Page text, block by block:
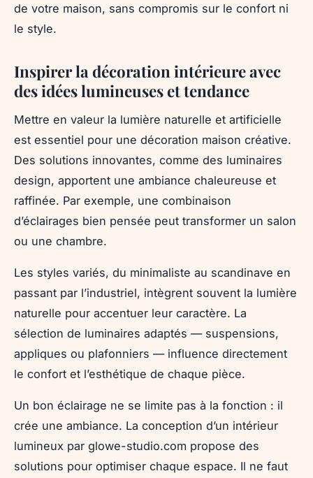
de votre maison, sans compromis sur le confort ni
le style.
Inspirer la décoration intérieure avec
des idées lumineuses et tendance
Mettre en valeur la lumière naturelle et artificielle
est essentiel pour une décoration maison créative.
Des solutions innovantes, comme des luminaires
design, apportent une ambiance chaleureuse et
raffinée. Par exemple, une combinaison
d’éclairages bien pensée peut transformer un salon
ou une chambre.
Les styles variés, du minimaliste au scandinave en
passant par l’industriel, intègrent souvent la lumière
naturelle pour accentuer leur caractère. La
sélection de luminaires adaptés — suspensions,
appliques ou plafonniers — influence directement
le confort et l’esthétique de chaque pièce.
Un bon éclairage ne se limite pas à la fonction : il
crée une ambiance. La conception d’un intérieur
lumineux par glowe-studio.com propose des
solutions pour optimiser chaque espace. Il ne faut